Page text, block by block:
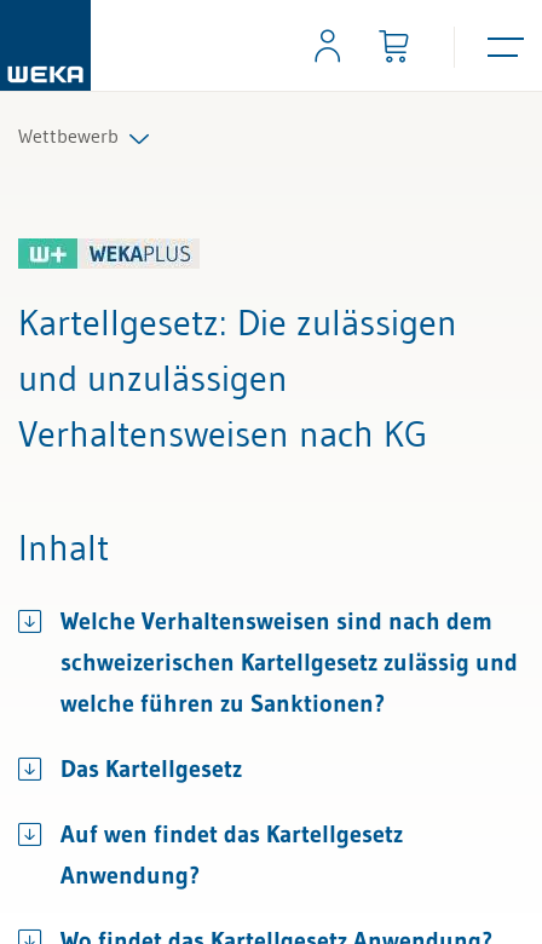
Wettbewerb
Alle Fachexperten
Kartellgesetz: Die zulässigen
und unzulässigen
Verhaltensweisen nach KG
Inhalt
Welche Verhaltensweisen sind nach dem
schweizerischen Kartellgesetz zulässig und
welche führen zu Sanktionen?
Das Kartellgesetz
Auf wen findet das Kartellgesetz
Anwendung?